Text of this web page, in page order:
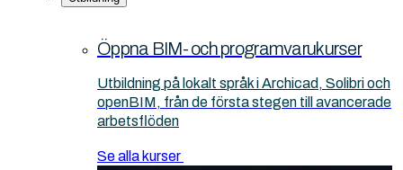
Öppna BIM- och programvarukurser
Utbildning på lokalt språk i Archicad, Solibri och
openBIM, från de första stegen till avancerade
arbetsflöden
Se alla kurser